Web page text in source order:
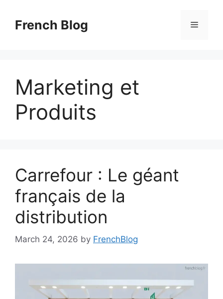
contentFrench Blog Menu
Marketing et
Produits
Carrefour : Le géant
français de la
distribution
March 24, 2026 by FrenchBlog